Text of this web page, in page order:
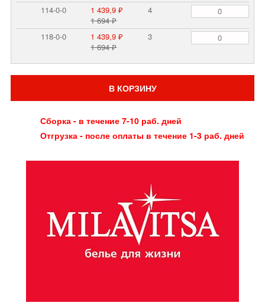
114-0-0
1 694 ₽
1 439,9 ₽ 4
118-0-0
1 694 ₽
1 439,9 ₽ 3
В КОРЗИНУ
Сборка - в течение 7-10 раб. дней
Отгрузка - после оплаты в течение 1-3 раб. дней